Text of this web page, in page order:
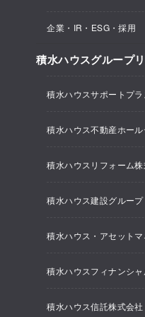
保育所・教育支援
オフィス・事務所
建築実例
オフィス系開発事
ホテル系開発事業
大規模開発事業
賃貸マンション開
企業・IR・ESG・採用
会社情報
株主・投資家情報
ESG経営
研究開発
採用情報
ニュースリリース
積水ハウスグループ
積水ハウスサポートプラ
積水ハウス不動産ホー
積水ハウスリフォーム
積水ハウス建設グループ
積水ハウス・アセット
積水ハウスフィナンシ
積水ハウス信託株式会社